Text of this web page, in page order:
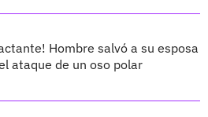
Hombre salvó a su esposa
ataque de un oso polar